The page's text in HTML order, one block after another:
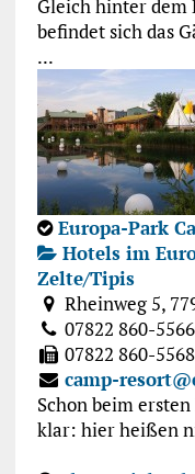
Gleich hinter dem
befindet sich das
...
Europa-Park
Hotels im
Zelte/Tipis
Rheinweg 5,
07822 860-5566
07822 860-5568
camp-
Schon beim
klar: hier heißen